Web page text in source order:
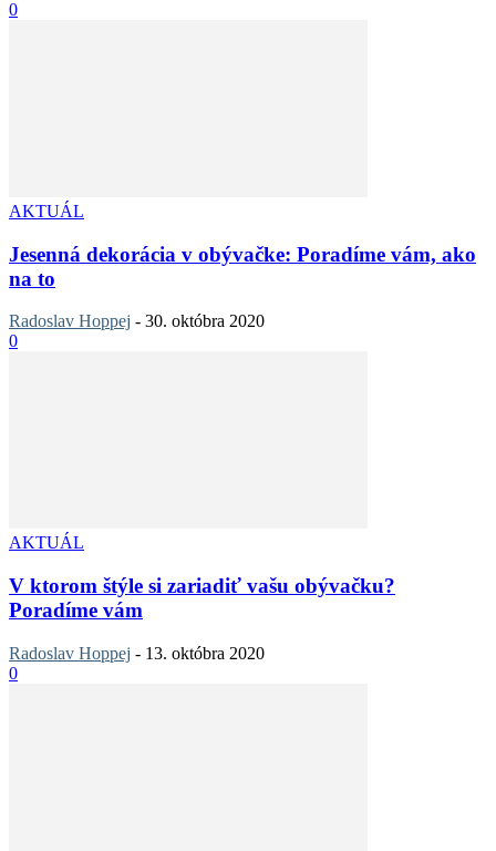
0
AKTUÁL
Jesenná dekorácia v obývačke: Poradíme vám, ako
na to
Radoslav Hoppej - 30. októbra 2020
0
AKTUÁL
V ktorom štýle si zariadiť vašu obývačku?
Poradíme vám
Radoslav Hoppej - 13. októbra 2020
0